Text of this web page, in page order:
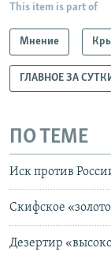
This item is part of
Мнение
ГЛАВНОЕ ЗА
ПО ТЕМЕ
Иск против
Скифское
Дезертир